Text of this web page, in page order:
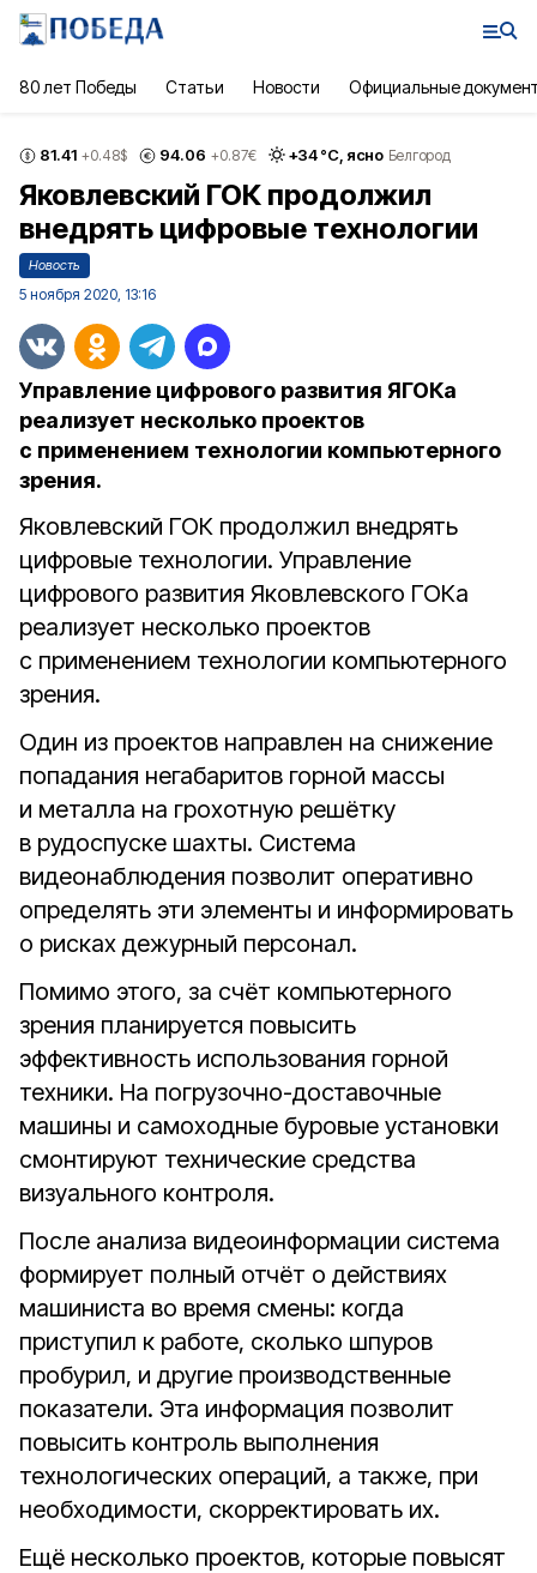
80 лет Победы Статьи Новости Официальные
81.41 +0.48$ 94.06 +0.87€ +34°С, ясно Белгород
Яковлевский ГОК продолжил
внедрять цифровые технологии
Новость
5 ноября 2020, 13:16
Управление цифрового развития ЯГОКа
реализует несколько проектов
с применением технологии компьютерного
зрения.
Яковлевский ГОК продолжил внедрять
цифровые технологии. Управление
цифрового развития Яковлевского ГОКа
реализует несколько проектов
с применением технологии компьютерного
зрения.
Один из проектов направлен на снижение
попадания негабаритов горной массы
и металла на грохотную решётку
в рудоспуске шахты. Система
видеонаблюдения позволит оперативно
определять эти элементы и информировать
о рисках дежурный персонал.
Помимо этого, за счёт компьютерного
зрения планируется повысить
эффективность использования горной
техники. На погрузочно-доставочные
машины и самоходные буровые установки
смонтируют технические средства
визуального контроля.
После анализа видеоинформации система
формирует полный отчёт о действиях
машиниста во время смены: когда
приступил к работе, сколько шпуров
пробурил, и другие производственные
показатели. Эта информация позволит
повысить контроль выполнения
технологических операций, а также, при
необходимости, скорректировать их.
Ещё несколько проектов, которые повысят